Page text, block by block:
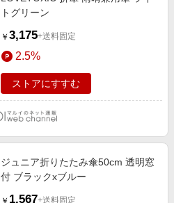
トグリーン
￥ 3,175+送料固定
2.5%
ストアにすすむ
ジュニア折りたたみ傘50cm 透明窓
付 ブラックxブルー
￥ 1,567+送料固定